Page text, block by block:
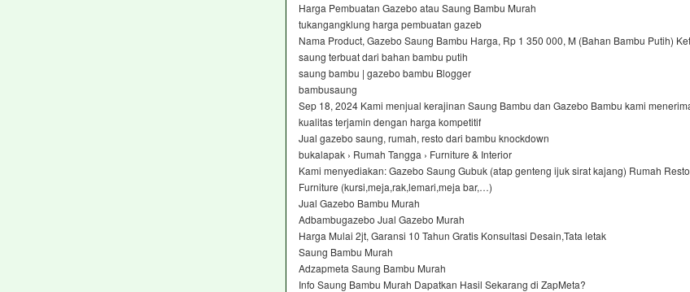
Harga Pembuatan Gazebo atau Saung Bambu Murah
tukangangklung harga pembuatan gazeb
Nama Product, Gazebo Saung Bambu Harga, Rp 1 350 000, M (Bahan Bambu Putih)
saung terbuat dari bahan bambu putih
saung bambu | gazebo bambu Blogger
bambusaung
Sep 18, 2024 Kami menjual kerajinan Saung Bambu dan Gazebo Bambu kami
kualitas terjamin dengan harga kompetitif
Jual gazebo saung, rumah, resto dari bambu knockdown
bukalapak › Rumah Tangga › Furniture & Interior
Kami menyediakan: Gazebo Saung Gubuk (atap genteng ijuk sirat kajang) Rumah
Furniture (kursi,meja,rak,lemari,meja bar,…)
Jual Gazebo Bambu Murah‎
Adbambugazebo Jual Gazebo Murah‎
Harga Mulai 2jt, Garansi 10 Tahun Gratis Konsultasi Desain,Tata letak
Saung Bambu Murah‎
Adzapmeta Saung Bambu Murah‎
Info Saung Bambu Murah Dapatkan Hasil Sekarang di ZapMeta?